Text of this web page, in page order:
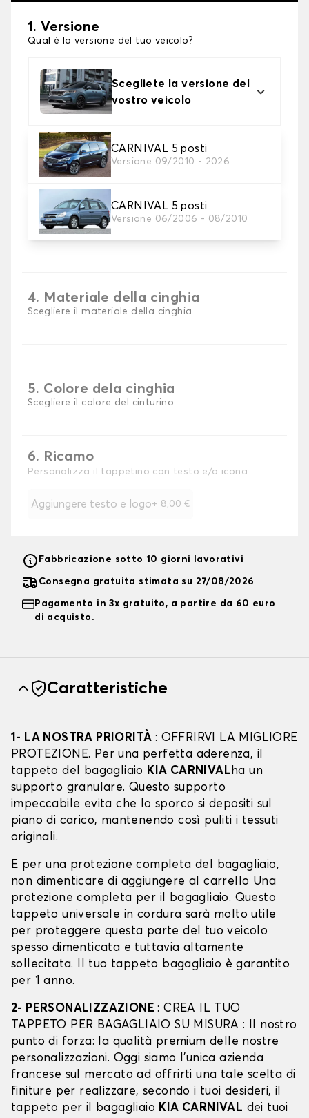
1. Versione
Qual è la versione del tuo veicolo?
Scegliete la versione del
vostro veicolo
CARNIVAL 5 posti
Versione 09/2010 - 2026
CARNIVAL 5 posti
Versione 06/2006 - 08/2010
2. Materiale
scegli il materiale del tappetini per baule
3. Colori dei tappetini
Scegli il materiale del tappetino baule.
4. Materiale della cinghia
Scegliere il materiale della cinghia.
5. Colore dela cinghia
Scegliere il colore del cinturino.
6. Ricamo
Personalizza il tappetino con testo e/o icona
Aggiungere testo e logo+ 8,00 €
Fabbricazione sotto 10 giorni lavorativi
Consegna gratuita stimata su 27/08/2026
Pagamento in 3x gratuito, a partire da 60 euro
di acquisto.
Caratteristiche
1- LA NOSTRA PRIORITÀ : OFFRIRVI LA MIGLIORE
PROTEZIONE. Per una perfetta aderenza, il
tappeto del bagagliaio KIA CARNIVALha un
supporto granulare. Questo supporto
impeccabile evita che lo sporco si depositi sul
piano di carico, mantenendo così puliti i tessuti
originali.
E per una protezione completa del bagagliaio,
non dimenticare di aggiungere al carrello Una
protezione completa per il bagagliaio. Questo
tappeto universale in cordura sarà molto utile
per proteggere questa parte del tuo veicolo
spesso dimenticata e tuttavia altamente
sollecitata. Il tuo tappeto bagagliaio è garantito
per 1 anno.
2- PERSONALIZZAZIONE: CREA IL TUO
TAPPETO PER BAGAGLIAIO SU MISURA : Il nostro
punto di forza: la qualità premium delle nostre
personalizzazioni. Oggi siamo l’unica azienda
francese sul mercato ad offrirti una tale scelta di
finiture per realizzare, secondo i tuoi desideri, il
tappeto per il bagagliaio KIA CARNIVAL dei tuoi